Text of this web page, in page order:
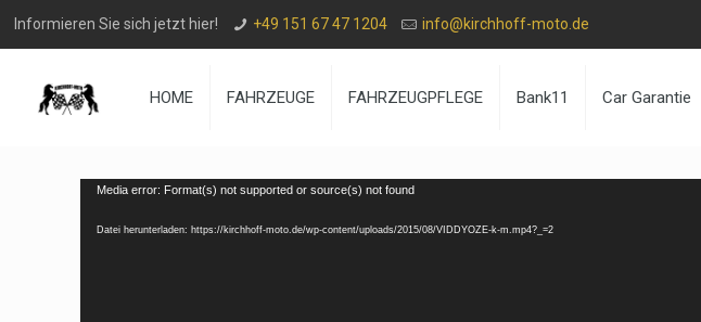
Informieren Sie sich jetzt hier! +49 151 67 47 1204 info@kirchhoff-moto.de
HOME FAHRZEUGE FAHRZEUGPFLEGE Bank11 Car Garantie
Video-
Media error: Format(s) not supported or source(s) not found
Datei herunterladen: https://kirchhoff-moto.de/wp-content/uploads/2015/08/VIDDYOZE-k-m.mp4?_=2